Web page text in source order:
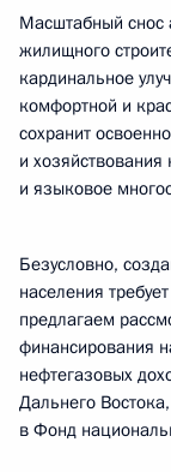
Масштабный снос
жилищного
кардинальное
комфортной и
сохранит
и хозяйствования
и языковое
Безусловно,
населения
предлагаем
финансирования
нефтегазовых
Дальнего
в Фонд